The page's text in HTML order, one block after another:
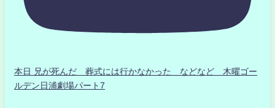
本日 兄が死んだ 葬式には行かなかった などなど 木曜ゴー
ルデン日浦劇場パート7